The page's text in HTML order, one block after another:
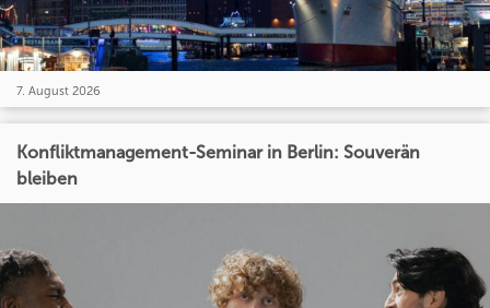
7. August 2026
Konfliktmanagement-Seminar in Berlin: Souverän
bleiben